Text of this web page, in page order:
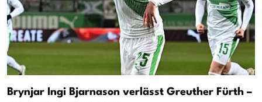
Brynjar Ingi Bjarnason verlässt Greuther Fürth –